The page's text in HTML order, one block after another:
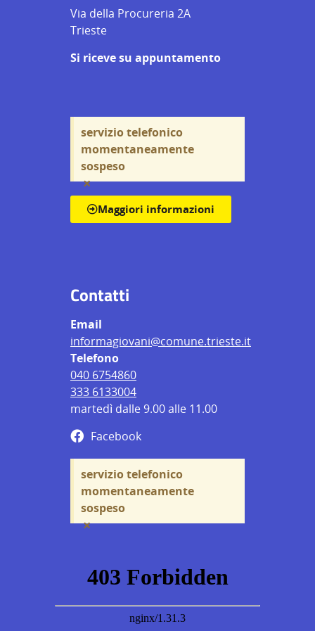
Via della Procureria 2A
Trieste
Si riceve su appuntamento
servizio telefonico
momentaneamente
sospeso
×
Maggiori informazioni
Contatti
Email
informagiovani@comune.trieste.it
Telefono
040 6754860
333 6133004
martedì dalle 9.00 alle 11.00
Facebook
servizio telefonico
momentaneamente
sospeso
×